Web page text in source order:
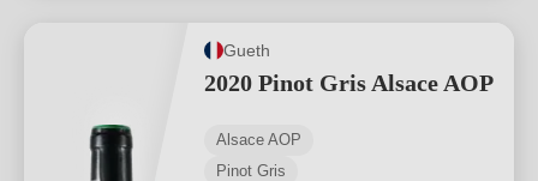
Gueth
2020 Pinot Gris Alsace AOP
Alsace AOP
Pinot Gris